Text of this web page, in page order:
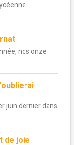
nos onze
juin dernier dans
de joie